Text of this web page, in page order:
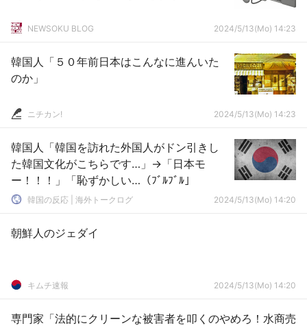
NEWSOKU BLOG 2024/5/13(Mo) 14:23
韓国人「５０年前日本はこんなに進んいた
のか」
ニチカン! 2024/5/13(Mo) 14:23
韓国人「韓国を訪れた外国人がドン引きし
た韓国文化がこちらです…」→「日本モ
ー！！！」「恥ずかしい…（ﾌﾞﾙﾌﾞﾙ」
韓国の反応 | 海外トークログ 2024/5/13(Mo) 14:20
朝鮮人のジェダイ
キムチ速報 2024/5/13(Mo) 14:20
専門家「法的にクリーンな被害者を叩くのやめろ！水商売